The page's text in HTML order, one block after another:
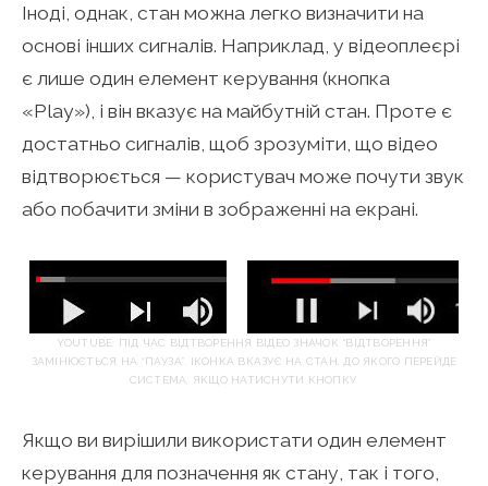
Іноді, однак, стан можна легко визначити на
основі інших сигналів. Наприклад, у відеоплеєрі
є лише один елемент керування (кнопка
«Play»), і він вказує на майбутній стан. Проте є
достатньо сигналів, щоб зрозуміти, що відео
відтворюється — користувач може почути звук
або побачити зміни в зображенні на екрані.
YOUTUBE: ПІД ЧАС ВІДТВОРЕННЯ ВІДЕО ЗНАЧОК “ВІДТВОРЕННЯ”
ЗАМІНЮЄТЬСЯ НА “ПАУЗА”. ІКОНКА ВКАЗУЄ НА СТАН, ДО ЯКОГО ПЕРЕЙДЕ
СИСТЕМА, ЯКЩО НАТИСНУТИ КНОПКУ.
Якщо ви вирішили використати один елемент
керування для позначення як стану, так і того,